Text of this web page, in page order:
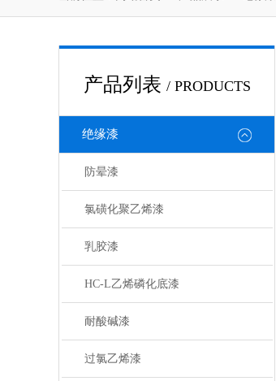
产品列表 / PRODUCTS
绝缘漆
防晕漆
氯磺化聚乙烯漆
乳胶漆
HC-L乙烯磷化底漆
耐酸碱漆
过氯乙烯漆